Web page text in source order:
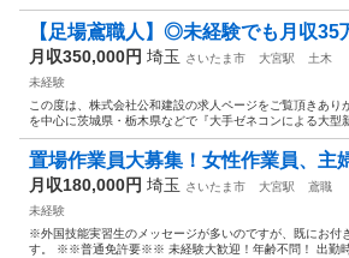
【足場鳶職人】◎未経験でも月収
月収350,000円 埼玉 さいたま市 大宮駅
土木
未経験
この度は、株式会社公和建設の求人ページをご覧頂きあ
を中心に茨城県・栃木県などで『大手ゼネコンによる大型
置場作業員大募集！女性作業員、主
月収180,000円 埼玉 さいたま市 大宮駅
鳶職
未経験
※外国技能実習生のメッセージが多いのですが、既にお付
す。 ※※普通免許要※※ 未経験大歓迎！年齢不問！ 出勤時